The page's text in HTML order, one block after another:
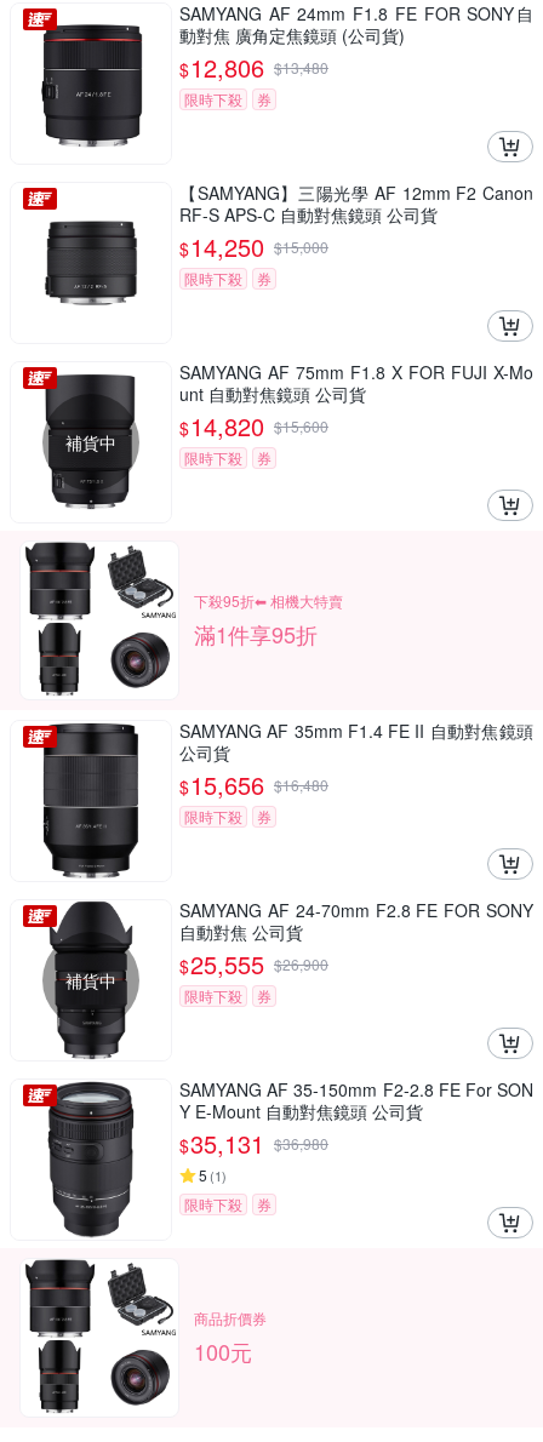
SAMYANG AF 24mm F1.8 FE FOR SONY自
動對焦 廣角定焦鏡頭 (公司貨)
$12,806 $13,480
限時下殺
券
【SAMYANG】三陽光學 AF 12mm F2 Canon
RF-S APS-C 自動對焦鏡頭 公司貨
$14,250 $15,000
限時下殺
券
補貨中
SAMYANG AF 75mm F1.8 X FOR FUJI X-Mo
unt 自動對焦鏡頭 公司貨
$14,820 $15,600
限時下殺
券
下殺95折⬅︎ 相機大特賣
滿1件享95折
SAMYANG AF 35mm F1.4 FE II 自動對焦鏡頭
公司貨
$15,656 $16,480
限時下殺
券
補貨中
SAMYANG AF 24-70mm F2.8 FE FOR SONY
自動對焦 公司貨
$25,555 $26,900
限時下殺
券
SAMYANG AF 35-150mm F2-2.8 FE For SON
Y E-Mount 自動對焦鏡頭 公司貨
$35,131 $36,980
5 (1)
限時下殺 券
商品折價券
100元